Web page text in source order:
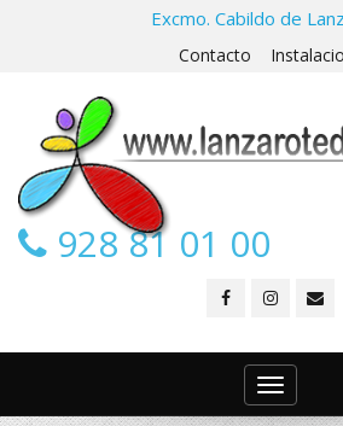
Excmo. Cabildo de
Contacto
928 81 01 00
Toggle